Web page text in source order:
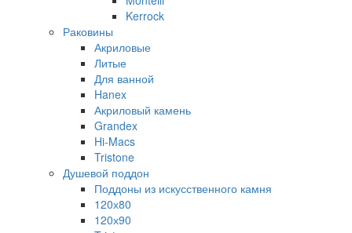
Kerrock
Раковины
Акриловые
Литые
Для ванной
Hanex
Акриловый камень
Grandex
Hi-Macs
Tristone
Душевой поддон
Поддоны из искусственного камня
120х80
120х90